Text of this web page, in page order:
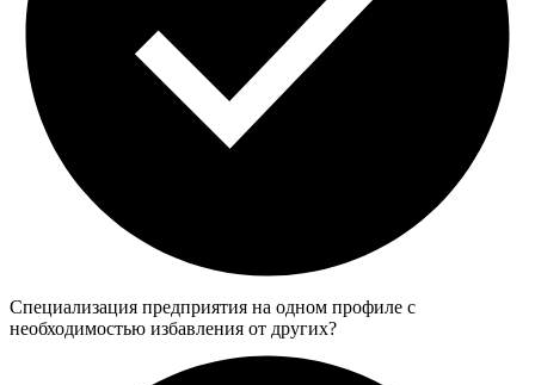
Специализация предприятия на одном профиле с
необходимостью избавления от других?